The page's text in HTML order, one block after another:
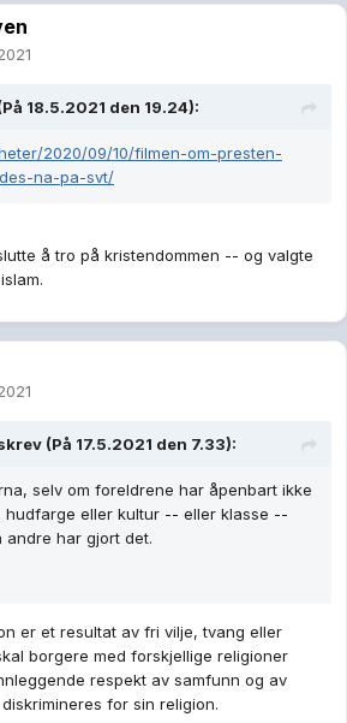
18.5.2021 den 19.24):
2020/09/10/filmen-om-presten-
na-pa-svt/
å tro på kristendommen -- og valgte
(På 17.5.2021 den 7.33):
selv om foreldrene har åpenbart ikke
hudfarge eller kultur -- eller klasse --
andre har gjort det.
er et resultat av fri vilje, tvang eller
borgere med forskjellige religioner
respekt av samfunn og av
for sin religion.